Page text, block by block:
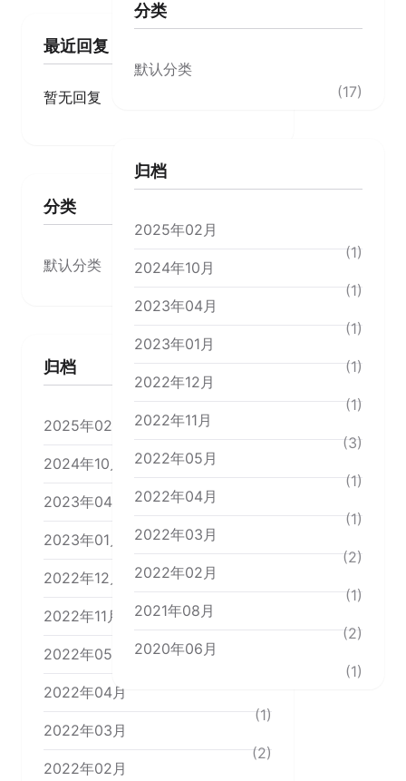
最近回复
暂无回复
分类
默认分类
归档
2025年02月
2024年10月
2023年04月
2023年01月
2022年12月
2022年11月
2022年05月
2022年04月
(1)
2022年03月
(2)
2022年02月
分类
默认分类
(17)
归档
2025年02月
(1)
2024年10月
(1)
2023年04月
(1)
2023年01月
(1)
2022年12月
(1)
2022年11月
(3)
2022年05月
(1)
2022年04月
(1)
2022年03月
(2)
2022年02月
(1)
2021年08月
(2)
2020年06月
(1)